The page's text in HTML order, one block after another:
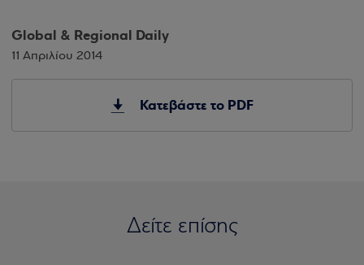
Global & Regional Daily
11 Απριλίου 2014
Κατεβάστε το PDF
Δείτε επίσης